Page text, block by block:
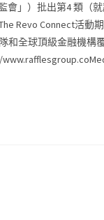
」）批出第4 類（
Revo Connect活
全球頂級金融機